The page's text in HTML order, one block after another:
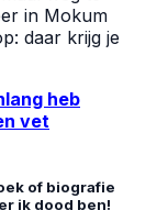
in Mokum
daar krijg je
heb
vet
of biografie
ik dood ben!